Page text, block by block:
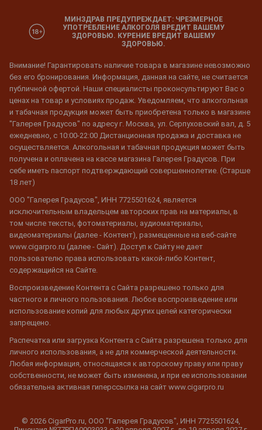
МИНЗДРАВ ПРЕДУПРЕЖДАЕТ: ЧРЕЗМЕРНОЕ
УПОТРЕБЛЕНИЕ АЛКОГОЛЯ ВРЕДИТ ВАШЕМУ
ЗДОРОВЬЮ. КУРЕНИЕ ВРЕДИТ ВАШЕМУ
ЗДОРОВЬЮ.
Внимание! Гарантировать наличие товара в магазине невозможно
без его бронирования. Информация, данная на сайте, не считается
публичной офертой. Наши специалисты проконсультируют Вас о
ценах на товар и условиях продаж. Уведомляем, что алкогольная
и табачная продукция может быть приобретена только в магазине
"Галерея Градусов" по адресу г. Москва, ул. Серпуховский вал, д. 5
ежедневно, с 10:00-22:00 Дистанционная продажа и доставка не
осуществляется. Алкогольная и табачная продукция может быть
получена и оплачена на кассе магазина Галерея Градусов. При
себе иметь паспорт подтверждающий совершеннолетие. (Старше
18 лет)
ООО "Галерея Градусов", ИНН 7725501624, является
исключительным владельцем авторских прав на материалы, в
том числе тексты, фотоматериалы, аудиоматериалы,
видеоматериалы (далее - Контент), размещенные на веб-сайте
www.cigarpro.ru (далее - Сайт). Доступ к Сайту не дает
пользователю права использовать какой-либо Контент,
содержащийся на Сайте.
Воспроизведение Контента с Сайта разрешено только для
частного и личного пользования. Любое воспроизведение или
использование копий для любых других целей категорически
запрещено.
Распечатка или загрузка Контента с Сайта разрешена только для
личного использования, а не для коммерческой деятельности.
Любая информация, относящаяся к авторскому праву или праву
собственности, не может быть изменена, и при ее использовании
обязательна активная гиперссылка на сайт www.cigarpro.ru
© 2026 CigarPro.ru, ООО "Галерея Градусов", ИНН 7725501624,